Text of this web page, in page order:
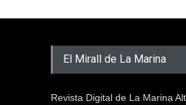
El Mirall de La Marina
Revista Digital de La Marina